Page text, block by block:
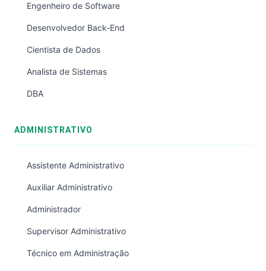
Engenheiro de Software
Desenvolvedor Back-End
Cientista de Dados
Analista de Sistemas
DBA
ADMINISTRATIVO
Assistente Administrativo
Auxiliar Administrativo
Administrador
Supervisor Administrativo
Técnico em Administração